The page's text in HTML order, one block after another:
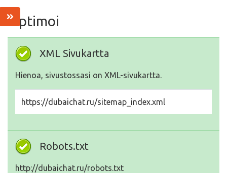
Optimoi
XML Sivukartta
Hienoa, sivustossasi on XML-sivukartta.
https://dubaichat.ru/sitemap_index.xml
Robots.txt
http://dubaichat.ru/robots.txt